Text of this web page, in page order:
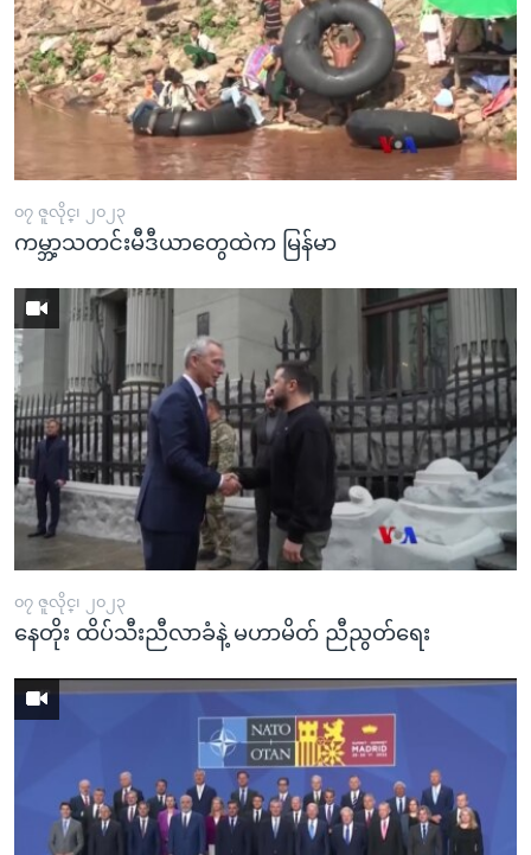
၀၇ ဇူလိုင္၊ ၂၀၂၃
ကမ္ဘာ့သတင်းမီဒီယာတွေထဲက မြန်မာ
၀၇ ဇူလိုင္၊ ၂၀၂၃
နေတိုး ထိပ်သီးညီလာခံနဲ့ မဟာမိတ် ညီညွတ်ရေး